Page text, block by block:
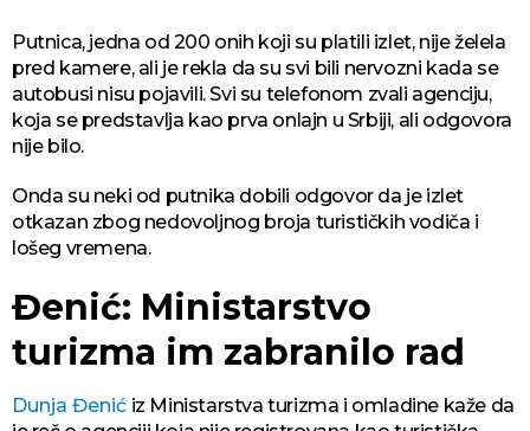
Putnica, jedna od 200 onih koji su platili izlet, nije želela
pred kamere, ali je rekla da su svi bili nervozni kada se
autobusi nisu pojavili. Svi su telefonom zvali agenciju,
koja se predstavlja kao prva onlajn u Srbiji, ali odgovora
nije bilo.
Onda su neki od putnika dobili odgovor da je izlet
otkazan zbog nedovoljnog broja turističkih vodiča i
lošeg vremena.
Đenić: Ministarstvo
turizma im zabranilo rad
Dunja Đenić iz Ministarstva turizma i omladine kaže da